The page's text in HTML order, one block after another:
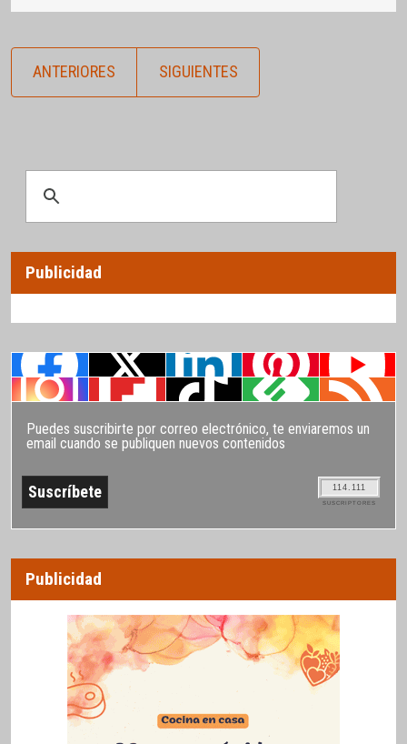
ANTERIORES SIGUIENTES
Publicidad
Puedes suscribirte por correo electrónico, te enviaremos un
email cuando se publiquen nuevos contenidos
114.111
SUSCRIPTORES
Publicidad